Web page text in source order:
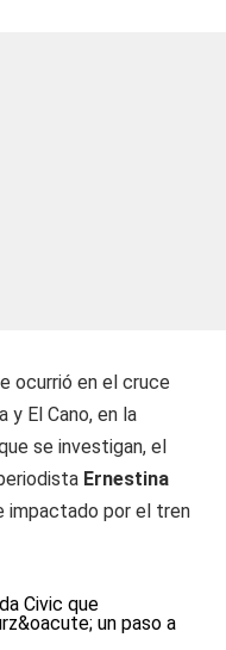
ocurrió en el cruce
y El Cano, en la
se investigan, el
Ernestina
impactado por el tren